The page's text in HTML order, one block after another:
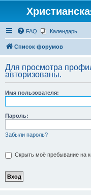
FAQ Календарь
Список форумов
Для просмотра
авторизованы.
Имя пользователя:
Пароль:
Забыли пароль?
Скрыть моё пребывание на